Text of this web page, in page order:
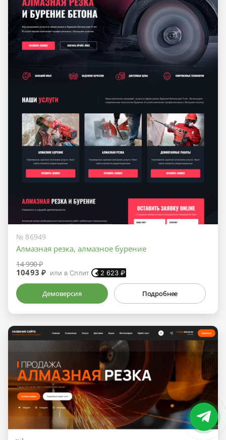
№ 86949
Алмазная резка, алмазное бурение
14 990 ₽
10493 ₽ или в Сплит 2 623 ₽
Демоверсия Подробнее